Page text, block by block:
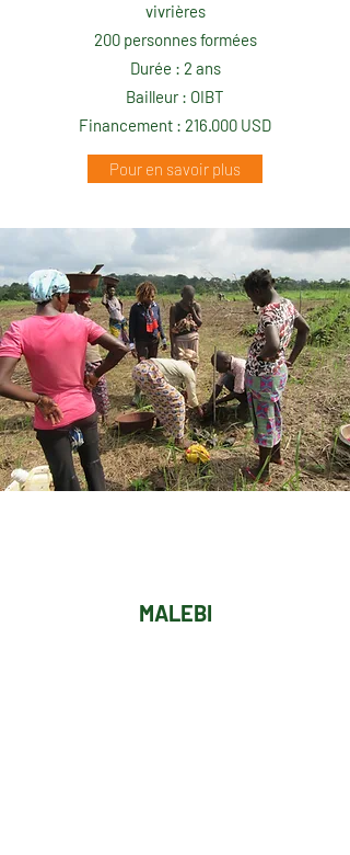
vivrières
200 personnes formées
Durée : 2 ans
Bailleur : OIBT
Financement : 216.000 USD
Pour en savoir plus
MALEBI